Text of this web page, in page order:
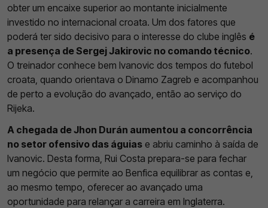
obter um encaixe superior ao montante inicialmente
investido no internacional croata. Um dos fatores que
poderá ter sido decisivo para o interesse do clube inglês é
a presença de Sergej Jakirovic no comando técnico.
O treinador conhece bem Ivanovic dos tempos do futebol
croata, quando orientava o Dinamo Zagreb e acompanhou
de perto a evolução do avançado, então ao serviço do
Rijeka.
A chegada de Jhon Durán aumentou a concorrência
no setor ofensivo das águias e abriu caminho à saída de
Ivanovic. Desta forma, Rui Costa prepara-se para fechar
um negócio que permite ao Benfica equilibrar as contas e,
ao mesmo tempo, oferecer ao avançado uma
oportunidade para relançar a carreira em Inglaterra.